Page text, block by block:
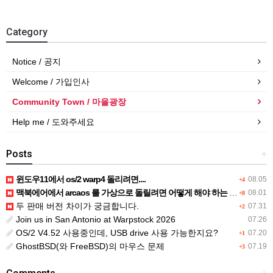
Category
Notice / 공지
Welcome / 가입인사
Community Town / 마을광장
Help me / 도와주세요
+
Posts
+4 08.05
윈도우11에서 os/2 warp4 돌리려면....
+8 08.01
맥북에어에서 arcaos 를 가상으로 돌릴려면 어떻게 해야 하는 지요?
+2 07.31
두 판매 버전 차이가 궁금합니다.
07.26
Join us in San Antonio at Warpstock 2026
+1 07.20
OS/2 V4.52 사용중인데, USB drive 사용 가능한지요?
+3 07.19
GhostBSD(와 FreeBSD)의 마우스 문제